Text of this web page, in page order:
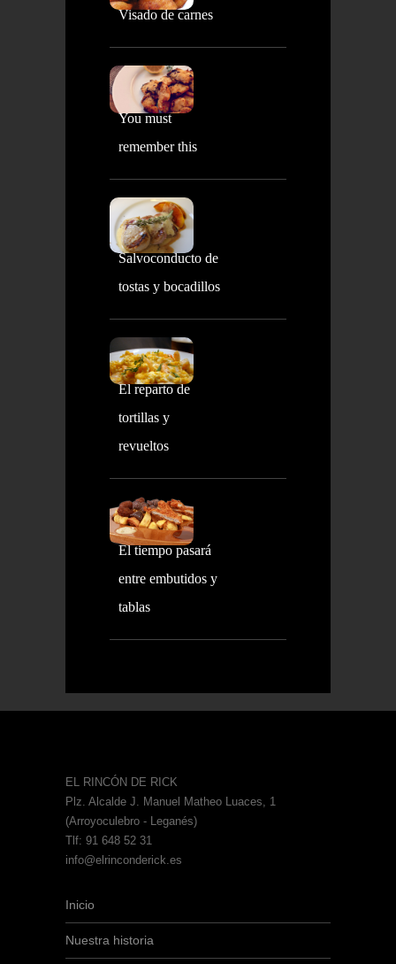
Visado de carnes
You must
remember this
Salvoconducto de
tostas y bocadillos
El reparto de
tortillas y
revueltos
El tiempo pasará
entre embutidos y
tablas
EL RINCÓN DE RICK
Plz. Alcalde J. Manuel Matheo Luaces, 1
(Arroyoculebro - Leganés)
Tlf: 91 648 52 31
info@elrinconderick.es
Inicio
Nuestra historia